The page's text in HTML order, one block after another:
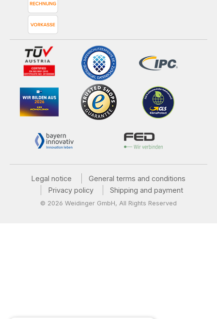
Legal notice
General terms and conditions
Privacy policy
Shipping and payment
© 2026 Weidinger GmbH, All Rights Reserved